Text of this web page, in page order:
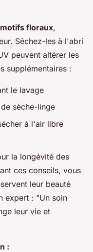
motifs floraux,
Séchez-les à l'abri
peuvent altérer les
supplémentaires :
le lavage
sèche-linge
à l'air libre
la longévité des
ces conseils, vous
leur beauté
expert : "Un soin
leur vie et
: